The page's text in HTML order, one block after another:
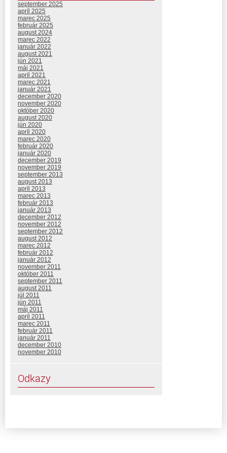
september 2025
apríl 2025
marec 2025
február 2025
august 2024
marec 2022
január 2022
august 2021
jún 2021
máj 2021
apríl 2021
marec 2021
január 2021
december 2020
november 2020
október 2020
august 2020
jún 2020
apríl 2020
marec 2020
február 2020
január 2020
december 2019
november 2019
september 2013
august 2013
apríl 2013
marec 2013
február 2013
január 2013
december 2012
november 2012
september 2012
august 2012
marec 2012
február 2012
január 2012
november 2011
október 2011
september 2011
august 2011
júl 2011
jún 2011
máj 2011
apríl 2011
marec 2011
február 2011
január 2011
december 2010
november 2010
Odkazy